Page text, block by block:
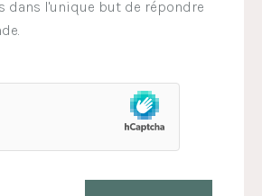
dans l'unique but de répondre